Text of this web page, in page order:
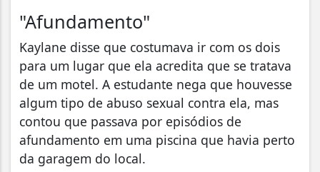
"Afundamento"
Kaylane disse que costumava ir com os dois
para um lugar que ela acredita que se tratava
de um motel. A estudante nega que houvesse
algum tipo de abuso sexual contra ela, mas
contou que passava por episódios de
afundamento em uma piscina que havia perto
da garagem do local.